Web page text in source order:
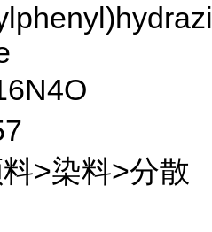
>染料>分散